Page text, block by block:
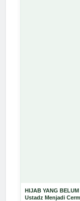
HIJAB YANG
Ustadz Menjadi